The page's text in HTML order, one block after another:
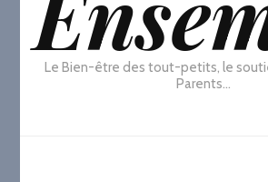
Le Bien-être des tout-petits, le
Parents…